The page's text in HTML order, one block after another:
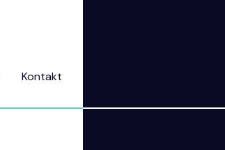
Kontakt